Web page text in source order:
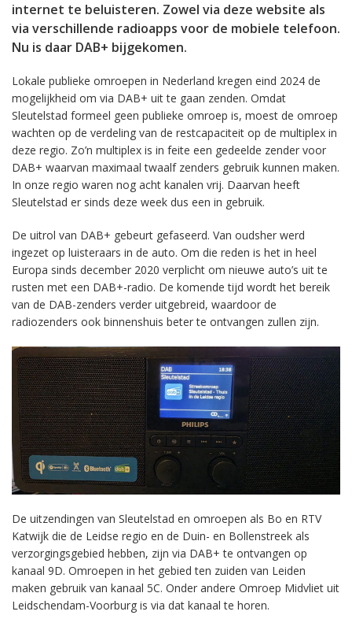
internet te beluisteren. Zowel via deze website als
via verschillende radioapps voor de mobiele telefoon.
Nu is daar DAB+ bijgekomen.
Lokale publieke omroepen in Nederland kregen eind 2024 de
mogelijkheid om via DAB+ uit te gaan zenden. Omdat
Sleutelstad formeel geen publieke omroep is, moest de omroep
wachten op de verdeling van de restcapaciteit op de multiplex in
deze regio. Zo’n multiplex is in feite een gedeelde zender voor
DAB+ waarvan maximaal twaalf zenders gebruik kunnen maken.
In onze regio waren nog acht kanalen vrij. Daarvan heeft
Sleutelstad er sinds deze week dus een in gebruik.
De uitrol van DAB+ gebeurt gefaseerd. Van oudsher werd
ingezet op luisteraars in de auto. Om die reden is het in heel
Europa sinds december 2020 verplicht om nieuwe auto’s uit te
rusten met een DAB+-radio. De komende tijd wordt het bereik
van de DAB-zenders verder uitgebreid, waardoor de
radiozenders ook binnenshuis beter te ontvangen zullen zijn.
De uitzendingen van Sleutelstad en omroepen als Bo en RTV
Katwijk die de Leidse regio en de Duin- en Bollenstreek als
verzorgingsgebied hebben, zijn via DAB+ te ontvangen op
kanaal 9D. Omroepen in het gebied ten zuiden van Leiden
maken gebruik van kanaal 5C. Onder andere Omroep Midvliet uit
Leidschendam-Voorburg is via dat kanaal te horen.